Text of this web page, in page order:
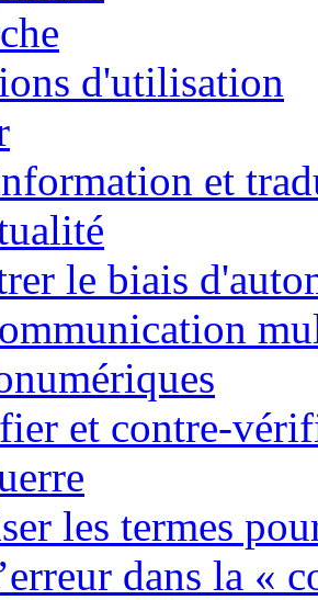
d'utilisation
et
le biais
et contre-
les termes
dans la «